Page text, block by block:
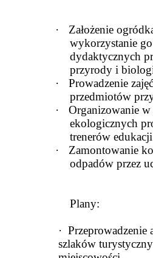
·
Założenie
wykorzystanie
dydaktycznych
przyrody i
·
Prowadzenie
przedmiotów
·
Organizowanie
ekologicznych
trenerów
·
Zamontowanie
odpadów przez
Plany:
· Przeprowadzenie
szlaków